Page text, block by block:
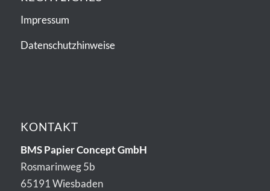
Impressum
Datenschutzhinweise
KONTAKT
BMS Papier Concept GmbH
Rosmarinweg 5b
65191 Wiesbaden